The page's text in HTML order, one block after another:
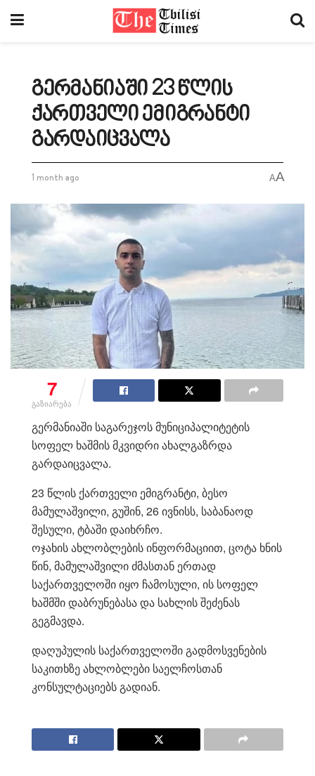
გერმანიაში 23 წლის
ქართველი ემიგრანტი
გარდაიცვალა
1 month ago AA
7
გაზიარება
გერმანიაში საგარეჯოს მუნიციპალიტეტის
სოფელ ხაშმის მკვიდრი ახალგაზრდა
გარდაიცვალა.
23 წლის ქართველი ემიგრანტი, ბესო
მამულაშვილი, გუშინ, 26 ივნისს, საბანაოდ
შესული, ტბაში დაიხრჩო.
ოჯახის ახლობლების ინფორმაციით, ცოტა ხნის
წინ, მამულაშვილი ძმასთან ერთად
საქართველოში იყო ჩამოსული, ის სოფელ
ხაშმში დაბრუნებასა და სახლის შეძენას
გეგმავდა.
დაღუპულის საქართველოში გადმოსვენების
საკითხზე ახლობლები საელჩოსთან
კონსულტაციებს გადიან.